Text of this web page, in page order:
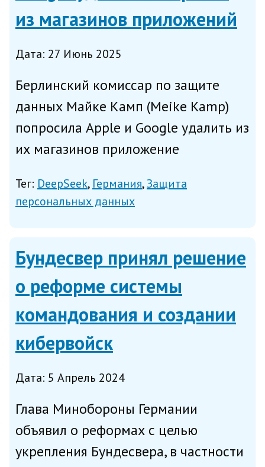
из магазинов приложений
Дата: 27 Июнь 2025
Берлинский комиссар по защите
данных Майке Камп (Meike Kamp)
попросила Apple и Google удалить из
их магазинов приложение
DeepSeek, сообщает в пятницу
appleinsider.com. По словам
требуемым ста...
Тег: DeepSeek Германия Защита
персональных данных
Бундесвер принял решение
о реформе системы
командования и создании
кибервойск
Дата: 5 Апрель 2024
Глава Минобороны Германии
объявил о реформах с целью
укрепления Бундесвера, в частности